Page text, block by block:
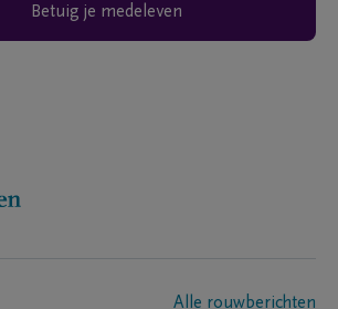
Betuig je medeleven
Alle rouwberichten